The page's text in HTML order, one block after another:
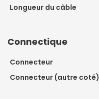
Longueur du câble
Connectique
Connecteur
Connecteur (autre coté)